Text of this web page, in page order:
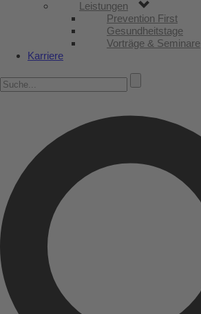
Leistungen
Prevention First
Gesundheitstage
Vorträge & Seminare
Karriere